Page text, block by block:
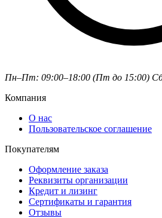
Пн–Пт: 09:00–18:00 (Пт до 15:00)
Компания
О нас
Пользовательское соглашение
Покупателям
Оформление заказа
Реквизиты организации
Кредит и лизинг
Сертификаты и гарантия
Отзывы